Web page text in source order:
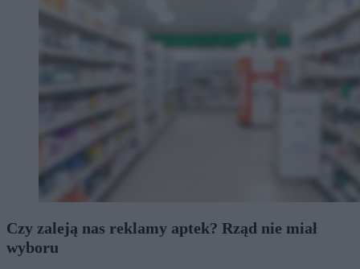
Czy zaleją nas reklamy aptek? Rząd nie miał
wyboru